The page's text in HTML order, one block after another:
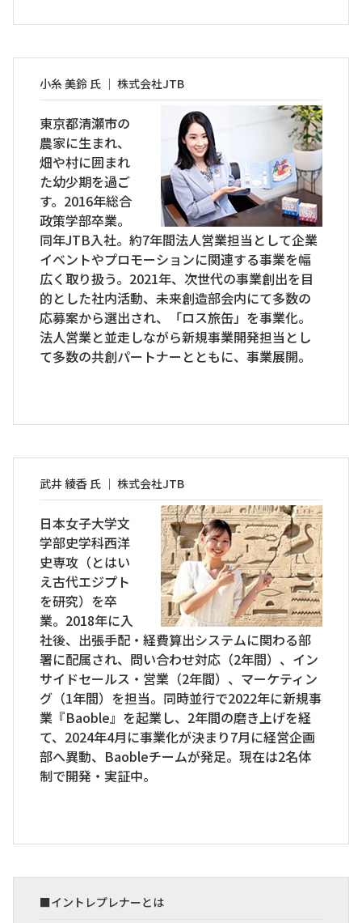
小糸 美鈴 氏 ｜ 株式会社JTB
東京都清瀬市の
農家に生まれ、
畑や村に囲まれ
た幼少期を過ご
す。2016年総合
政策学部卒業。
同年JTB入社。約7年間法人営業担当として企業
イベントやプロモーションに関連する事業を幅
広く取り扱う。2021年、次世代の事業創出を目
的とした社内活動、未来創造部会内にて多数の
応募案から選出され、「ロス旅缶」を事業化。
法人営業と並走しながら新規事業開発担当とし
て多数の共創パートナーとともに、事業展開。
武井 綾香 氏 ｜ 株式会社JTB
日本女子大学文
学部史学科西洋
史専攻（とはい
え古代エジプト
を研究）を卒
業。2018年に入
社後、出張手配・経費算出システムに関わる部
署に配属され、問い合わせ対応（2年間）、イン
サイドセールス・営業（2年間）、マーケティン
グ（1年間）を担当。同時並行で2022年に新規事
業『Baoble』を起業し、2年間の磨き上げを経
て、2024年4月に事業化が決まり7月に経営企画
部へ異動、Baobleチームが発足。現在は2名体
制で開発・実証中。
■イントレプレナーとは